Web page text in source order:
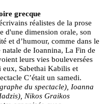
grecque
réalistes de la prose
d'une dimension orale, son
et d’humour, comme dans le
de Ioannina, La Fin de
leurs vies bouleversées
eux, Sabethai Kabilis et
C’était un samedi.
du spectacle), Ioanna
Nikos Graikos